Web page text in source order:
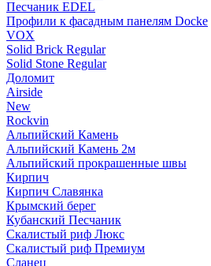
Пес­ча­ник EDEL
Профили к фасадным панелям Docke
VOX
Solid Brick Regular
Solid Stone Regular
Доломит
Airside
New
Rockvin
Альпийский Камень
Альпийский Камень 2м
Альпийский прокрашенные швы
Кирпич
Кирпич Славянка
Крымский берег
Кубанский Песчаник
Скалистый риф Люкс
Скалистый риф Премиум
Сланец